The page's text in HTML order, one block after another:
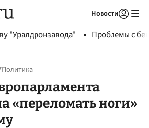
Новости
"Уралдронзавода" Проблемы с
Политика
«переломать ноги»